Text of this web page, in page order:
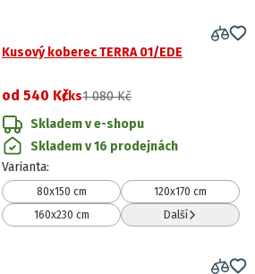
Kusový koberec TERRA 01/EDE
od 540 Kč/ks1 080 Kč
Skladem v e-shopu
Skladem v 16 prodejnách
Varianta:
80x150 cm
120x170 cm
160x230 cm
Další